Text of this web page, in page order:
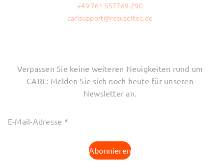
+49 761 557769-290
carlsupport@resuscitec.de
Verpassen Sie keine weiteren Neuigkeiten rund um
CARL: Melden Sie sich noch heute für unseren
Newsletter an.